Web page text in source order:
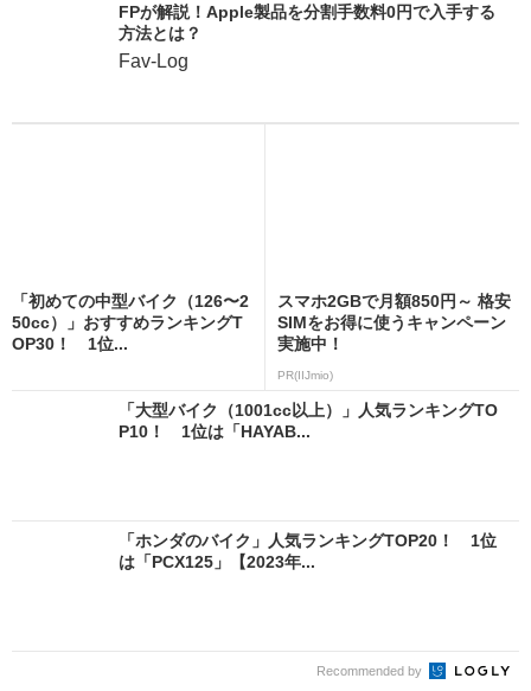
FPが解説！Apple製品を分割手数料0円で入手する
方法とは？
Fav-Log
「初めての中型バイク（126〜2
50cc）」おすすめランキングT
OP30！ 1位...
スマホ2GBで月額850円～ 格安
SIMをお得に使うキャンペーン
実施中！
PR(IIJmio)
「大型バイク（1001cc以上）」人気ランキングTO
P10！ 1位は「HAYAB...
「ホンダのバイク」人気ランキングTOP20！ 1位
は「PCX125」【2023年...
Recommended by